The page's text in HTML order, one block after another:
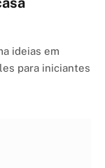
ideias em
para iniciantes